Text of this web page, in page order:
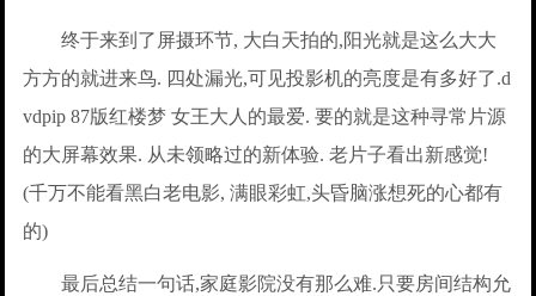
终于来到了屏摄环节, 大白天拍的,阳光就是这么大大
方方的就进来鸟. 四处漏光,可见投影机的亮度是有多好了.d
vdpip 87版红楼梦 女王大人的最爱. 要的就是这种寻常片源
的大屏幕效果. 从未领略过的新体验. 老片子看出新感觉!
(千万不能看黑白老电影, 满眼彩虹,头昏脑涨想死的心都有
的)
最后总结一句话,家庭影院没有那么难.只要房间结构允